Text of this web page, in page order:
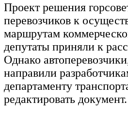
Проект решения
перевозчиков к
маршрутам
депутаты приняли к
Однако
направили
департаменту
редактировать документ.